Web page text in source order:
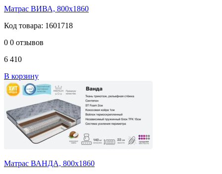
Матрас ВИВА, 800х1860
Код товара: 1601718
0 0 отзывов
6 410
В корзину
Матрас ВАНДА, 800х1860